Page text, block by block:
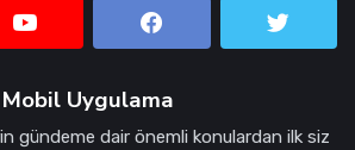
Mobil Uygulama
gündeme dair önemli konulardan ilk siz